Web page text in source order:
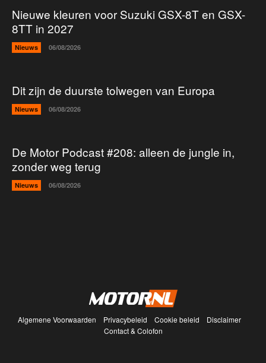
Nieuwe kleuren voor Suzuki GSX-8T en GSX-
8TT in 2027
Nieuws 06/08/2026
Dit zijn de duurste tolwegen van Europa
Nieuws 06/08/2026
De Motor Podcast #208: alleen de jungle in,
zonder weg terug
Nieuws 06/08/2026
Algemene Voorwaarden Privacybeleid Cookie beleid
Disclaimer
Contact & Colofon